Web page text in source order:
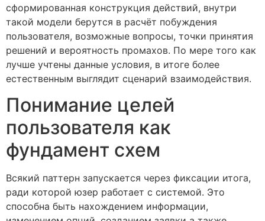
сформированная конструкция действий, внутри
такой модели берутся в расчёт побуждения
пользователя, возможные вопросы, точки принятия
решений и вероятность промахов. По мере того как
лучше учтены данные условия, в итоге более
естественным выглядит сценарий взаимодействия.
Понимание целей
пользователя как
фундамент схем
Всякий паттерн запускается через фиксации итога,
ради которой юзер работает с системой. Это
способна быть нахождением информации,